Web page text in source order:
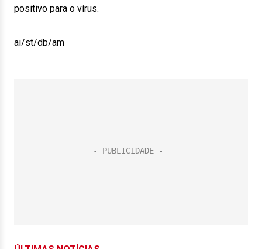
positivo para o vírus.
ai/st/db/am